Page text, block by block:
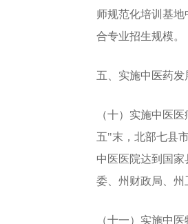
师规范化培训基
合专业招生规模。
五、实施中医药发
（十）实施中医
五"末，北部七县
中医医院达到国
委、州财政局、州
（十一）实施中